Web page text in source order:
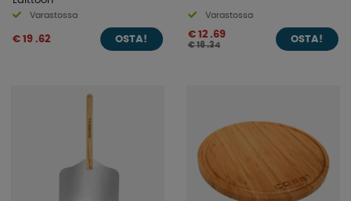
Varastossa
€ 19 .62 OSTA!
Varastossa
€ 12 .69
€ 16 .34
OSTA!